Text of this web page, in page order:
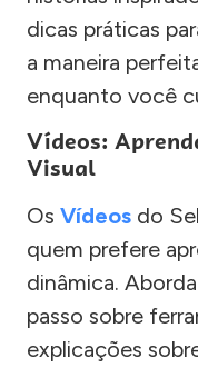
dicas práticas
a maneira
enquanto você
Vídeos:
Visual
Os Vídeos do
quem prefere
dinâmica.
passo sobre
explicações